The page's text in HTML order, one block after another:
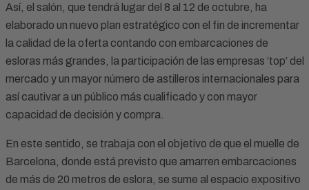
Así, el salón, que tendrá lugar del 8 al 12 de octubre, ha
elaborado un nuevo plan estratégico con el fin de incrementar
la calidad de la oferta contando con embarcaciones de
esloras más grandes, la participación de las empresas ‘top’ del
mercado y un mayor número de astilleros internacionales para
así cautivar a un público más cualificado y con mayor
capacidad de decisión y compra.
En este sentido, se trabaja con el objetivo de que el muelle de
Barcelona, donde está previsto que amarren embarcaciones
de más de 20 metros de eslora, se sume al espacio expositivo